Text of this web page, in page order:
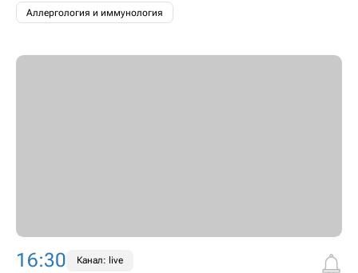
Аллергология и иммунология
16:30 Канал: live